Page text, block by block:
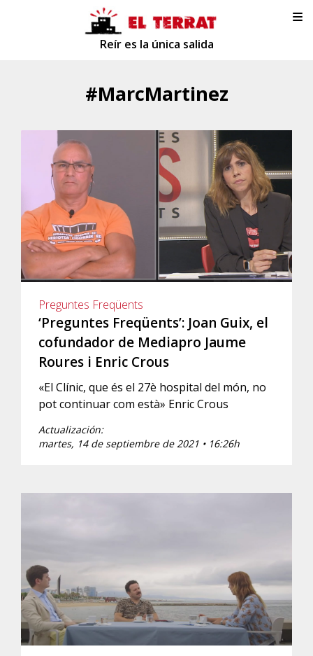
Reír es la única salida
#MarcMartinez
Preguntes Freqüents
‘Preguntes Freqüents’: Joan Guix, el
cofundador de Mediapro Jaume
Roures i Enric Crous
«El Clínic, que és el 27è hospital del món, no
pot continuar com està» Enric Crous
Actualización:
martes, 14 de septiembre de 2021 • 16:26h